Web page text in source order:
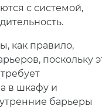
с системой,
как правило,
поскольку
в шкафу и
барьеры